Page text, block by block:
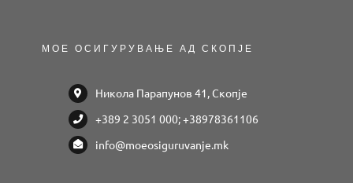
МОЕ ОСИГУРУВАЊЕ АД СКОПЈЕ
Никола Парапунов 41, Скопје
+389 2 3051 000; +38978361106
info@moeosiguruvanje.mk